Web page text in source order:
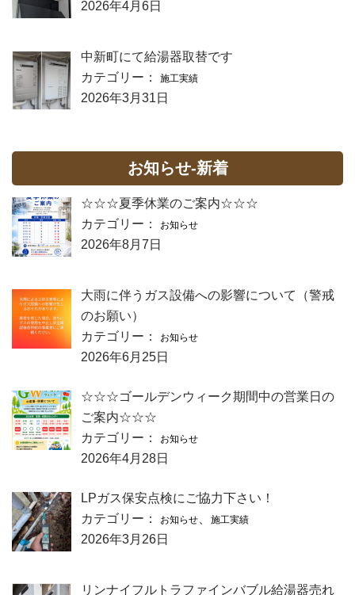
2026年4月6日
中新町にて給湯器取替です
カテゴリー：
施工実績
2026年3月31日
お知らせ-新着
☆☆☆夏季休業のご案内☆☆☆
カテゴリー：
お知らせ
2026年8月7日
大雨に伴うガス設備への影響について（警戒
のお願い）
カテゴリー：
お知らせ
2026年6月25日
☆☆☆ゴールデンウィーク期間中の営業日の
ご案内☆☆☆
カテゴリー：
お知らせ
2026年4月28日
LPガス保安点検にご協力下さい！
カテゴリー：
お知らせ 施工実績
2026年3月26日
リンナイフルトラファインバブル給湯器売れ